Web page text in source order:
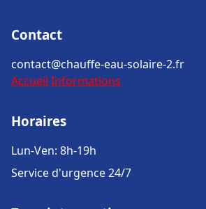
Contact
contact@chauffe-eau-solaire-2.fr
Accueil Informations
Horaires
Lun-Ven: 8h-19h
Service d'urgence 24/7